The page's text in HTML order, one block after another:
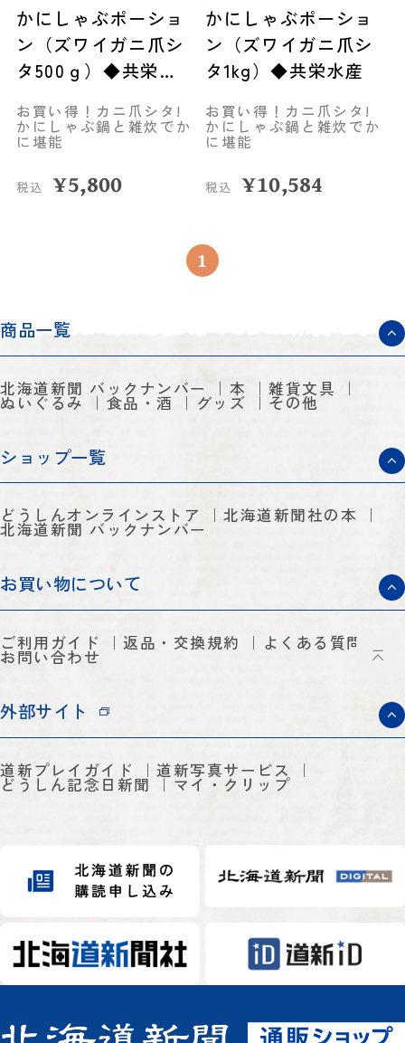
かにしゃぶポーショ
ン（ズワイガニ爪シ
タ500ｇ）◆共栄水
お買い得！カニ爪シタ!
かにしゃぶ鍋と雑炊でか
に堪能
税込 ¥5,800
かにしゃぶポーショ
ン（ズワイガニ爪シ
タ1kg）◆共栄水産
お買い得！カニ爪シタ!
かにしゃぶ鍋と雑炊でか
に堪能
税込 ¥10,584
1
商品一覧
北海道新聞 バックナンバー 本 雑貨文具
ぬいぐるみ 食品・酒 グッズ その他
ショップ一覧
どうしんオンラインストア 北海道新聞社の本
北海道新聞 バックナンバー
お買い物について
ご利用ガイド 返品・交換規約 よくある質問
お問い合わせ
外部サイト
道新プレイガイド 道新写真サービス
どうしん記念日新聞 マイ・クリップ